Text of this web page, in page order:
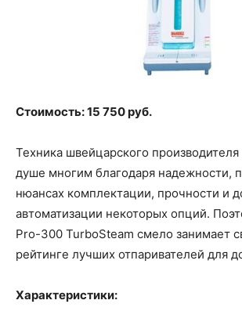
Стоимость: 15 750 руб.
Техника швейцарского
душе многим благодаря надежности,
нюансах комплектации, прочности и
автоматизации некоторых опций.
Pro-300 TurboSteam смело занимает
рейтинге лучших отпаривателей для
Характеристики: